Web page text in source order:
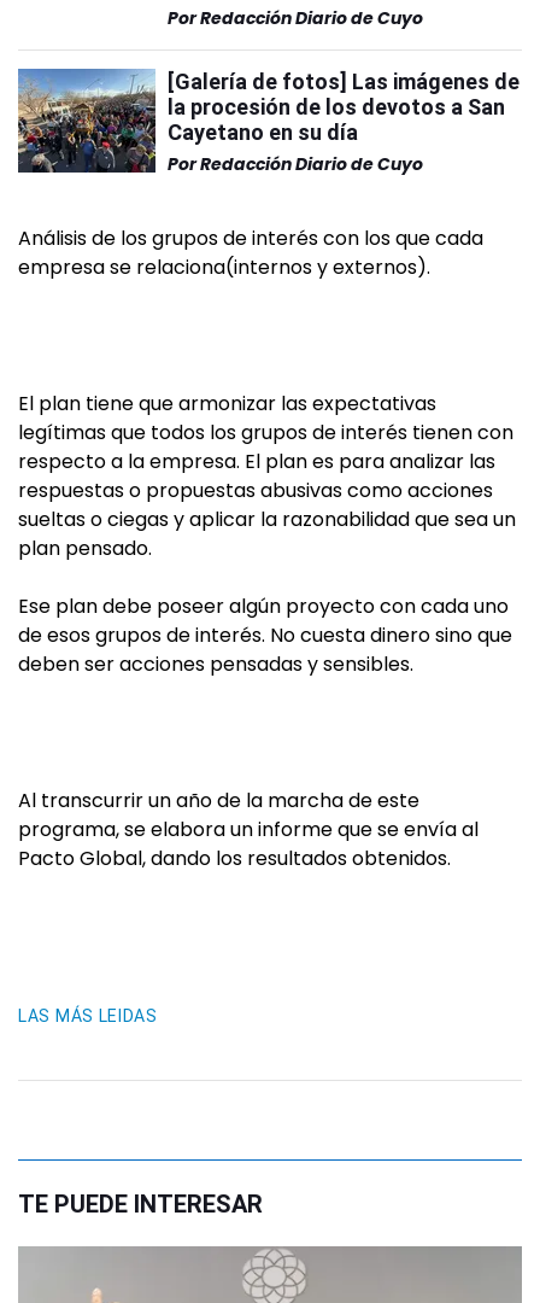
PorRedacción Diario de Cuyo
[Galería de fotos] Las imágenes de
la procesión de los devotos a San
Cayetano en su día
PorRedacción Diario de Cuyo
Análisis de los grupos de interés con los que cada
empresa se relaciona(internos y externos).
El plan tiene que armonizar las expectativas
legítimas que todos los grupos de interés tienen con
respecto a la empresa. El plan es para analizar las
respuestas o propuestas abusivas como acciones
sueltas o ciegas y aplicar la razonabilidad que sea un
plan pensado.
Ese plan debe poseer algún proyecto con cada uno
de esos grupos de interés. No cuesta dinero sino que
deben ser acciones pensadas y sensibles.
Al transcurrir un año de la marcha de este
programa, se elabora un informe que se envía al
Pacto Global, dando los resultados obtenidos.
LAS MÁS LEIDAS
TE PUEDE INTERESAR